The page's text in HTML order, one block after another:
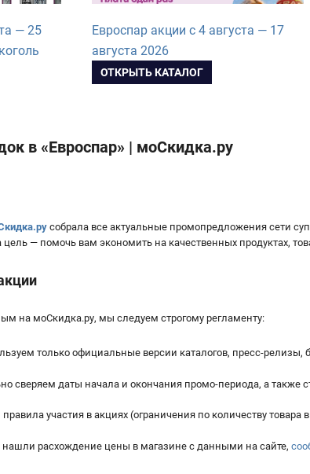
— 25
Евроспар акции с 4 августа — 17
августа 2026
ОТКРЫТЬ КАТАЛОГ
в «Евроспар» | моСкидка.ру
собрала все актуальные промопредложения сети
— помочь вам экономить на качественных продуктах,
на мoСкидка.ру, мы следуем строгому регламенту:
только официальные версии каталогов, пресс-
сверяем даты начала и окончания промо-периода, а также
участия в акциях (ограничения по количеству
нашли расхождение цены в магазине с данными на сайте,